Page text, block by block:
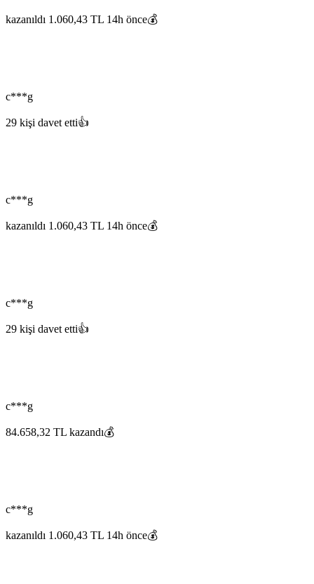
kazanıldı 1.060,43 TL 14h önce💰
c***g
29 kişi davet etti👍
c***g
kazanıldı 1.060,43 TL 14h önce💰
c***g
29 kişi davet etti👍
c***g
84.658,32 TL kazandı💰
c***g
kazanıldı 1.060,43 TL 14h önce💰